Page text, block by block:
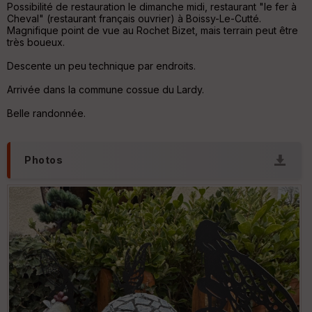
N
Aff
ar
e
C
ou
le
ur
Possibilité de restauration le dimanche midi, restaurant "le fer à
Cheval" (restaurant français ouvrier) à Boissy-Le-Cutté.
Magnifique point de vue au Rochet Bizet, mais terrain peut être
très boueux.
Descente un peu technique par endroits.
Arrivée dans la commune cossue du Lardy.
Belle randonnée.
Photos